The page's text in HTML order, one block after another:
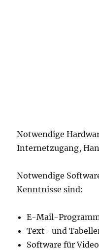
Notwendige
Internetzugang,
Notwendige
Kenntnisse sind:
E-Mail-
Text- und
Software für